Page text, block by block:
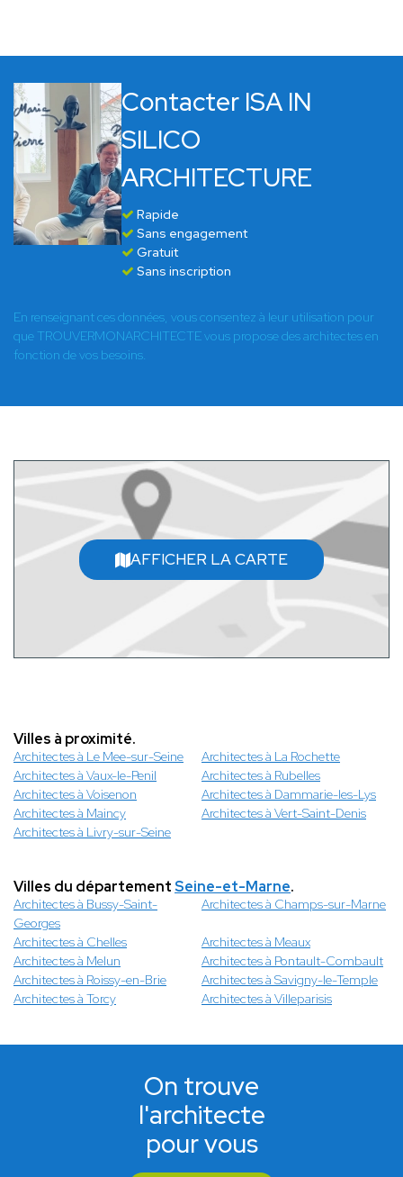
Contacter ISA IN
SILICO
ARCHITECTURE
Rapide
Sans engagement
Gratuit
Sans inscription
En renseignant ces données, vous consentez à leur utilisation pour
que TROUVERMONARCHITECTE vous propose des architectes en
fonction de vos besoins.
AFFICHER LA CARTE
Villes à proximité.
Architectes à Le Mee-sur-Seine
Architectes à La Rochette
Architectes à Vaux-le-Penil
Architectes à Rubelles
Architectes à Voisenon
Architectes à Dammarie-les-Lys
Architectes à Maincy
Architectes à Vert-Saint-Denis
Architectes à Livry-sur-Seine
Villes du départementSeine-et-Marne.
Architectes à Bussy-Saint-
Georges
Architectes à Champs-sur-Marne
Architectes à Chelles
Architectes à Meaux
Architectes à Melun
Architectes à Pontault-Combault
Architectes à Roissy-en-Brie
Architectes à Savigny-le-Temple
Architectes à Torcy
Architectes à Villeparisis
On trouve
l'architecte
pour vous